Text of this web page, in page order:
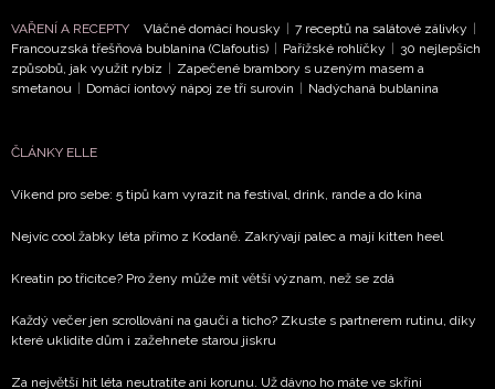
zpracováním údajů k tomuto účelu podle Zásad ochrany
soukromí BurdaMedia Extra s.r.o.
, zaškrtněte toto pole.
VAŘENÍ A RECEPTY Vláčné domácí housky 7 receptů na salátové zálivky
Francouzská třešňová bublanina (Clafoutis)
Pařížské rohlíčky
30 nejlepších
způsobů, jak využít rybíz
Zapečené brambory s uzeným masem a
smetanou
Domácí iontový nápoj ze tří surovin Nadýchaná bublanina
ČLÁNKY ELLE
Víkend pro sebe: 5 tipů kam vyrazit na festival, drink, rande a do kina
Nejvíc cool žabky léta přímo z Kodaně. Zakrývají palec a mají kitten heel
Kreatin po třicítce? Pro ženy může mít větší význam, než se zdá
Každý večer jen scrollování na gauči a ticho? Zkuste s partnerem rutinu, díky
které uklidíte dům i zažehnete starou jiskru
Za největší hit léta neutratíte ani korunu. Už dávno ho máte ve skříni